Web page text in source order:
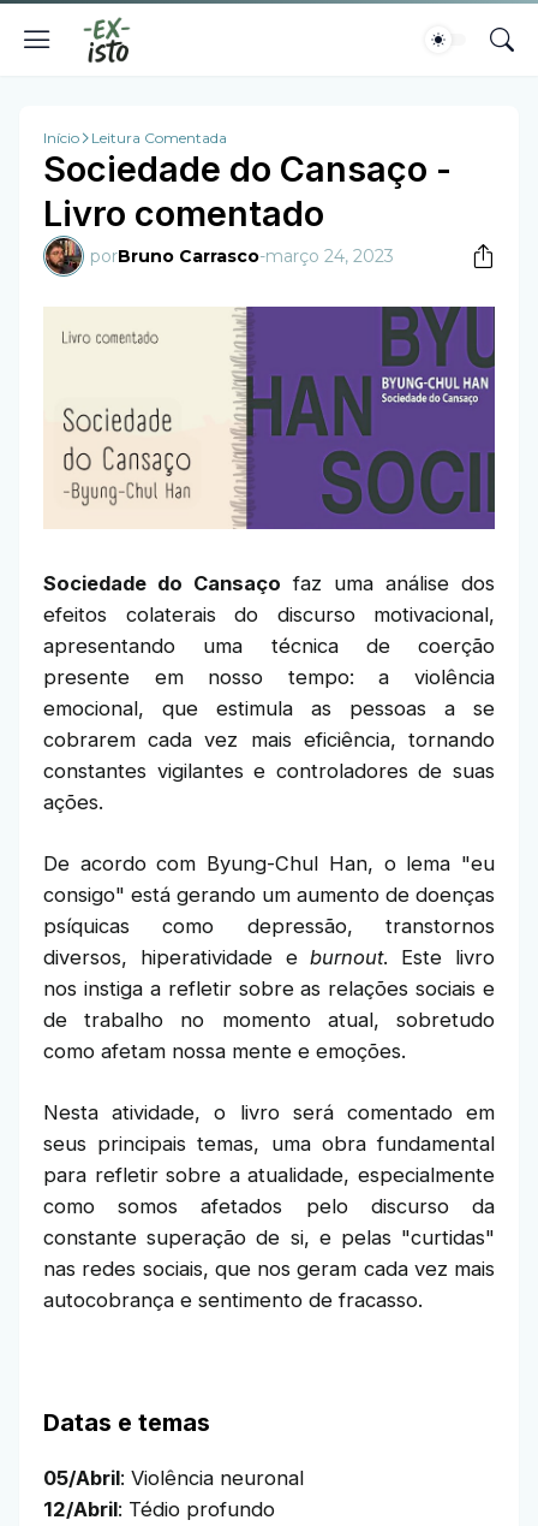
Início Leitura Comentada
Sociedade do Cansaço -
Livro comentado
porBruno Carrasco-março 24, 2023
Sociedade do Cansaço faz uma análise dos
efeitos colaterais do discurso motivacional,
apresentando uma técnica de coerção
presente em nosso tempo: a violência
emocional, que estimula as pessoas a se
cobrarem cada vez mais eficiência, tornando
constantes vigilantes e controladores de suas
ações.
De acordo com Byung-Chul Han, o lema "eu
consigo" está gerando um aumento de doenças
psíquicas como depressão, transtornos
diversos, hiperatividade eburnout. Este livro
nos instiga a refletir sobre as relações sociais e
de trabalho no momento atual, sobretudo
como afetam nossa mente e emoções.
Nesta atividade, o livro será comentado em
seus principais temas, uma obra fundamental
para refletir sobre a atualidade, especialmente
como somos afetados pelo discurso da
constante superação de si, e pelas "curtidas"
nas redes sociais, que nos geram cada vez mais
autocobrança e sentimento de fracasso.
Datas e temas
05/Abril: Violência neuronal
12/Abril: Tédio profundo